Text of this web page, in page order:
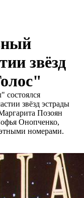
звёзд
состоялся
звёзд эстрады
Позоян
Онопченко,
номерами.